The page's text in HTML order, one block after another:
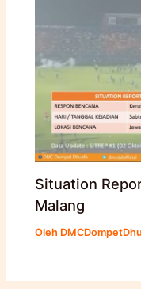
Situation
Malang
Oleh